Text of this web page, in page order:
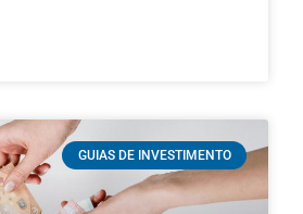
GUIAS DE INVESTIMENTO